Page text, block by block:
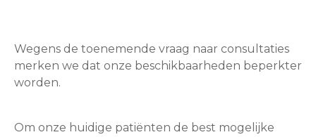
Wegens de toenemende vraag naar consultaties
merken we dat onze beschikbaarheden beperkter
worden.
Om onze huidige patiënten de best mogelijke